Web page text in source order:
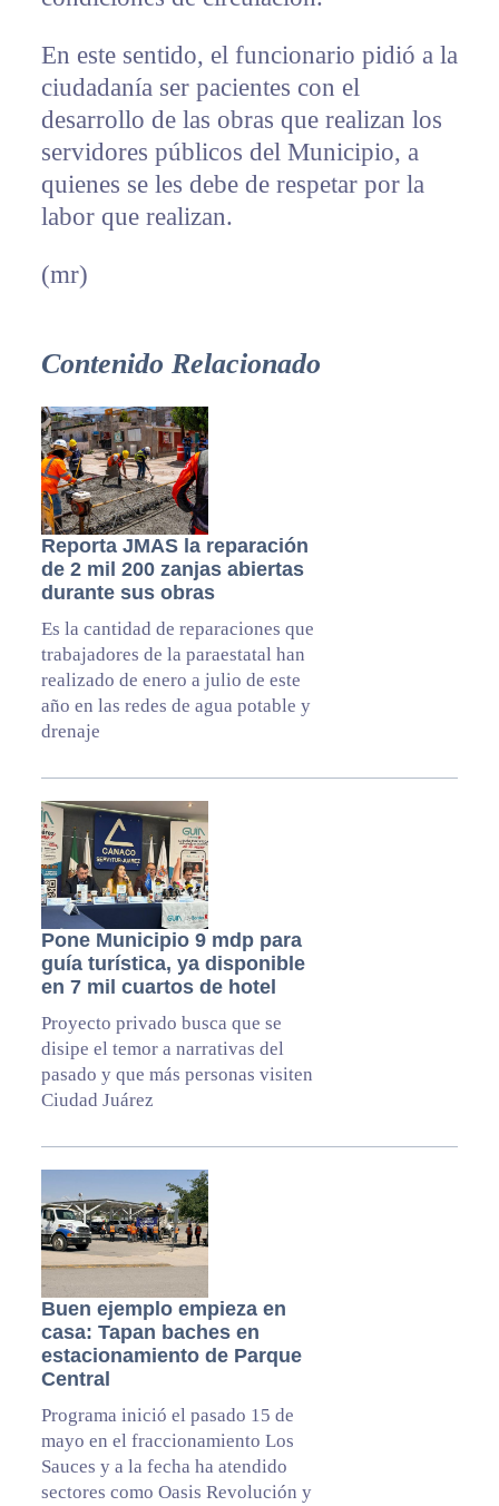
En este sentido, el funcionario pidió a la
ciudadanía ser pacientes con el
desarrollo de las obras que realizan los
servidores públicos del Municipio, a
quienes se les debe de respetar por la
labor que realizan.
(mr)
Contenido Relacionado
Reporta JMAS la reparación
de 2 mil 200 zanjas abiertas
durante sus obras
Es la cantidad de reparaciones que
trabajadores de la paraestatal han
realizado de enero a julio de este
año en las redes de agua potable y
drenaje
Pone Municipio 9 mdp para
guía turística, ya disponible
en 7 mil cuartos de hotel
Proyecto privado busca que se
disipe el temor a narrativas del
pasado y que más personas visiten
Ciudad Juárez
Buen ejemplo empieza en
casa: Tapan baches en
estacionamiento de Parque
Central
Programa inició el pasado 15 de
mayo en el fraccionamiento Los
Sauces y a la fecha ha atendido
sectores como Oasis Revolución y